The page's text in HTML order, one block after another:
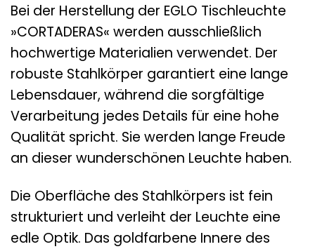
Bei der Herstellung der EGLO Tischleuchte
»CORTADERAS« werden ausschließlich
hochwertige Materialien verwendet. Der
robuste Stahlkörper garantiert eine lange
Lebensdauer, während die sorgfältige
Verarbeitung jedes Details für eine hohe
Qualität spricht. Sie werden lange Freude
an dieser wunderschönen Leuchte haben.
Die Oberfläche des Stahlkörpers ist fein
strukturiert und verleiht der Leuchte eine
edle Optik. Das goldfarbene Innere des